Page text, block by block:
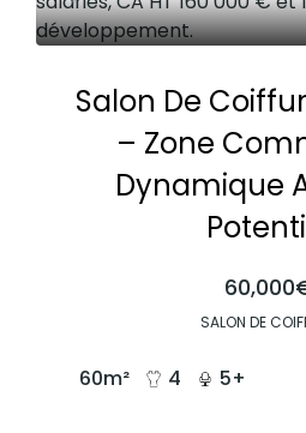
Salon De
– Zone
Dynamique
SALON DE
60m² 4 5+